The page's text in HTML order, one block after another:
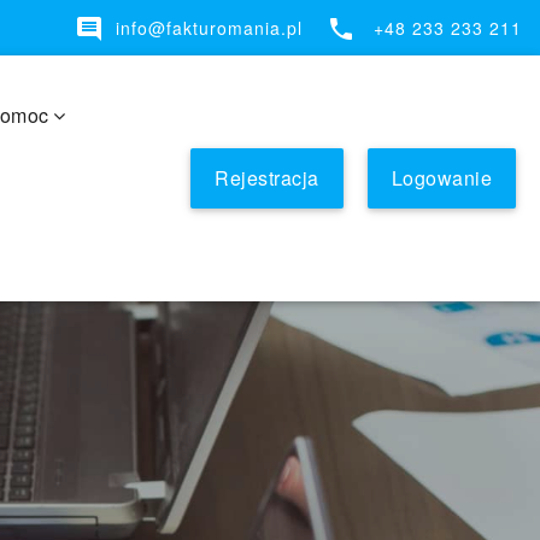
 info@fakturomania.pl  +48 233 233 211
Rejestracja Logowanie